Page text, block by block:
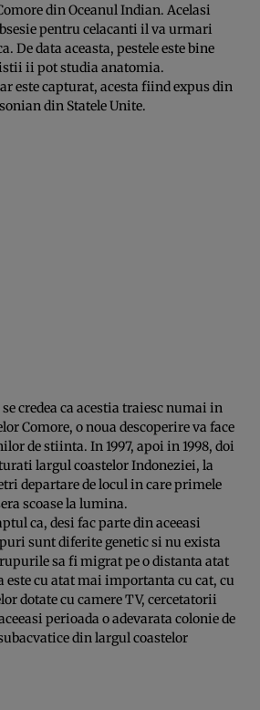
din Oceanul Indian. Acelasi
pentru celacanti il va urmari
De data aceasta, pestele este bine
ii pot studia anatomia.
este capturat, acesta fiind expus din
din Statele Unite.
credea ca acestia traiesc numai in
Comore, o noua descoperire va face
de stiinta. In 1997, apoi in 1998, doi
largul coastelor Indoneziei, la
departare de locul in care primele
scoase la lumina.
ca, desi fac parte din aceeasi
sunt diferite genetic si nu exista
sa fi migrat pe o distanta atat
este cu atat mai importanta cu cat, cu
dotate cu camere TV, cercetatorii
perioada o adevarata colonie de
din largul coastelor